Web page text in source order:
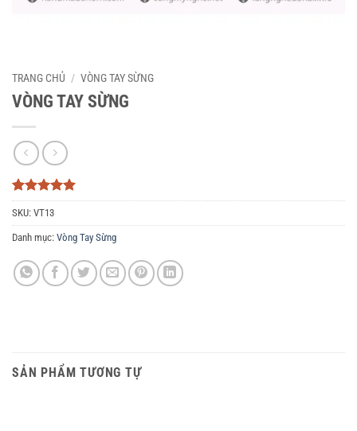
TRANG CHỦ / VÒNG TAY SỪNG
VÒNG TAY SỪNG
5trên 5
dựa trên
3
đánh giá
SKU: VT13
Danh mục: Vòng Tay Sừng
SẢN PHẨM TƯƠNG TỰ